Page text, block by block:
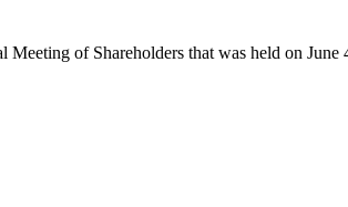
of Shareholders that was held on June